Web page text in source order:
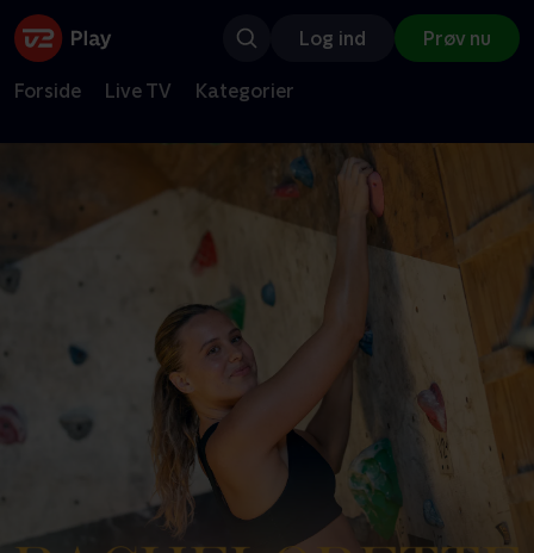
Log ind Prøv nu
Forside Live TV Kategorier